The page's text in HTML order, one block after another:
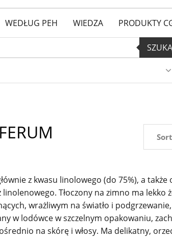
WEDŁUG PEH WIEDZA PRODUKTY
z kwasu linolowego (do 75%), a
Tłoczony na zimno ma lekko
wrażliwym na światło i
w lodówce w szczelnym opakowaniu,
na skórę i włosy. Ma delikatny,